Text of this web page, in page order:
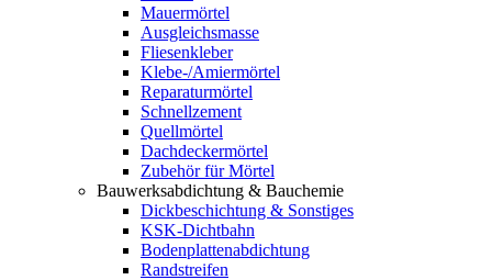
Mauermörtel
Ausgleichsmasse
Fliesenkleber
Klebe-/Amiermörtel
Reparaturmörtel
Schnellzement
Quellmörtel
Dachdeckermörtel
Zubehör für Mörtel
Bauwerksabdichtung & Bauchemie
Dickbeschichtung & Sonstiges
KSK-Dichtbahn
Bodenplattenabdichtung
Randstreifen